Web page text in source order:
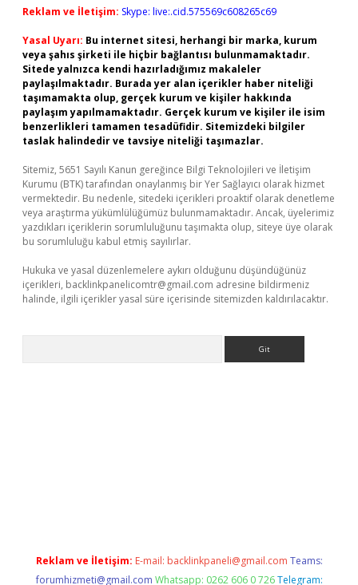
Reklam ve İletişim: Skype: live:.cid.575569c608265c69
Yasal Uyarı: Bu internet sitesi, herhangi bir marka, kurum
veya şahıs şirketi ile hiçbir bağlantısı bulunmamaktadır.
Sitede yalnızca kendi hazırladığımız makaleler
paylaşılmaktadır. Burada yer alan içerikler haber niteliği
taşımamakta olup, gerçek kurum ve kişiler hakkında
paylaşım yapılmamaktadır. Gerçek kurum ve kişiler ile isim
benzerlikleri tamamen tesadüfidir. Sitemizdeki bilgiler
taslak halindedir ve tavsiye niteliği taşımazlar.
Sitemiz, 5651 Sayılı Kanun gereğince Bilgi Teknolojileri ve İletişim
Kurumu (BTK) tarafından onaylanmış bir Yer Sağlayıcı olarak hizmet
vermektedir. Bu nedenle, sitedeki içerikleri proaktif olarak denetleme
veya araştırma yükümlülüğümüz bulunmamaktadır. Ancak, üyelerimiz
yazdıkları içeriklerin sorumluluğunu taşımakta olup, siteye üye olarak
bu sorumluluğu kabul etmiş sayılırlar.
Hukuka ve yasal düzenlemelere aykırı olduğunu düşündüğünüz
içerikleri, backlinkpanelicomtr@gmail.com adresine bildirmeniz
halinde, ilgili içerikler yasal süre içerisinde sitemizden kaldırılacaktır.
Reklam ve İletişim: E-mail: backlinkpaneli@gmail.com Teams:
forumhizmeti@gmail.com Whatsapp: 0262 606 0 726 Telegram: